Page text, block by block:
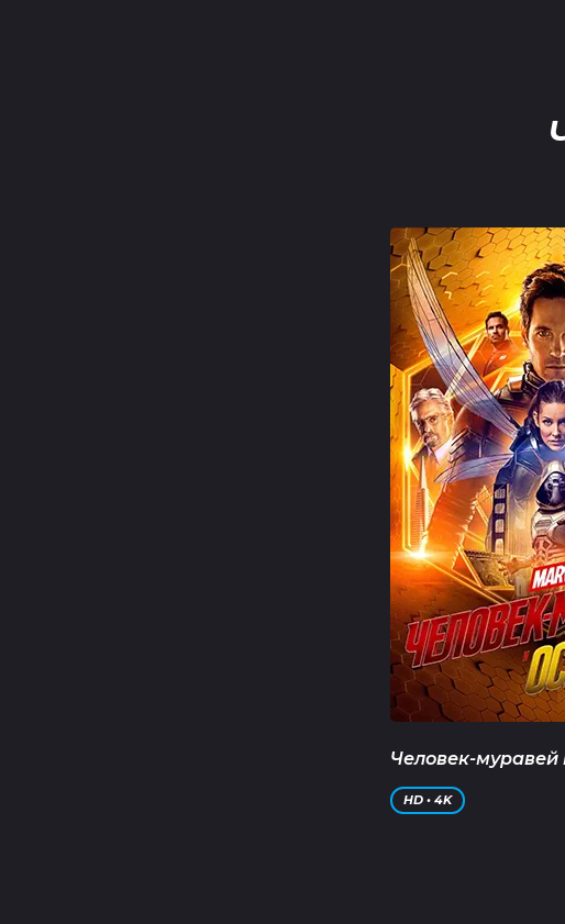
Человек-муравей
HD • 4K